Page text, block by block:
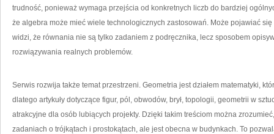
trudność, ponieważ wymaga przejścia od konkretnych liczb do bardziej
że algebra może mieć wiele technologicznych zastosowań. Może pojawiać
widzi, że równania nie są tylko zadaniem z podręcznika, lecz sposobem
rozwiązywania realnych problemów.
Serwis rozwija także temat przestrzeni. Geometria jest działem matematyki,
dlatego artykuły dotyczące figur, pól, obwodów, brył, topologii, geometrii w
atrakcyjne dla osób lubiących projekty. Dzięki takim treściom można
zadaniach o trójkątach i prostokątach, ale jest obecna w budynkach. To